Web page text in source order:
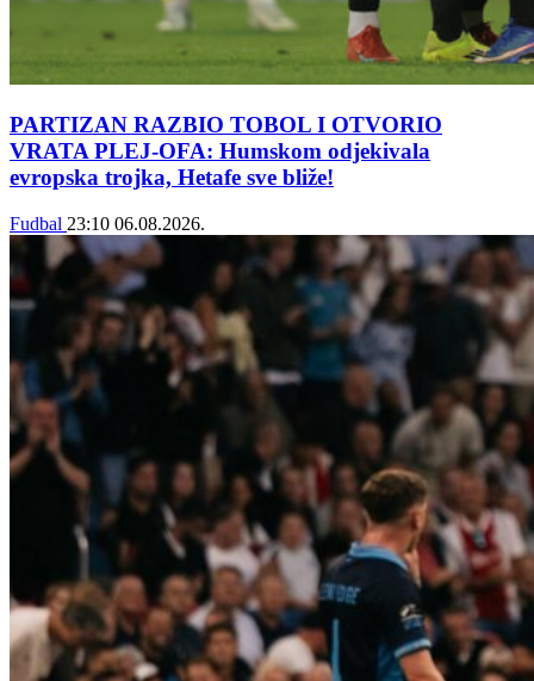
PARTIZAN RAZBIO TOBOL I OTVORIO
VRATA PLEJ-OFA: Humskom odjekivala
evropska trojka, Hetafe sve bliže!
Fudbal 23:10 06.08.2026.